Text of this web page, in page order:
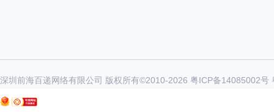
深圳前海百递网络有限公司 版权所有©2010-2026 粤ICP备14085002号